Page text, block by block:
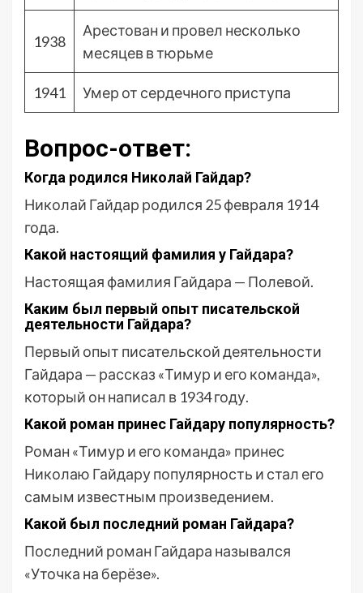
1938
Арестован и провел несколько
месяцев в тюрьме
1941 Умер от сердечного приступа
Вопрос-ответ:
Когда родился Николай Гайдар?
Николай Гайдар родился 25 февраля 1914
года.
Какой настоящий фамилия у Гайдара?
Настоящая фамилия Гайдара — Полевой.
Каким был первый опыт писательской
деятельности Гайдара?
Первый опыт писательской деятельности
Гайдара — рассказ «Тимур и его команда»,
который он написал в 1934 году.
Какой роман принес Гайдару популярность?
Роман «Тимур и его команда» принес
Николаю Гайдару популярность и стал его
самым известным произведением.
Какой был последний роман Гайдара?
Последний роман Гайдара назывался
«Уточка на берёзе».